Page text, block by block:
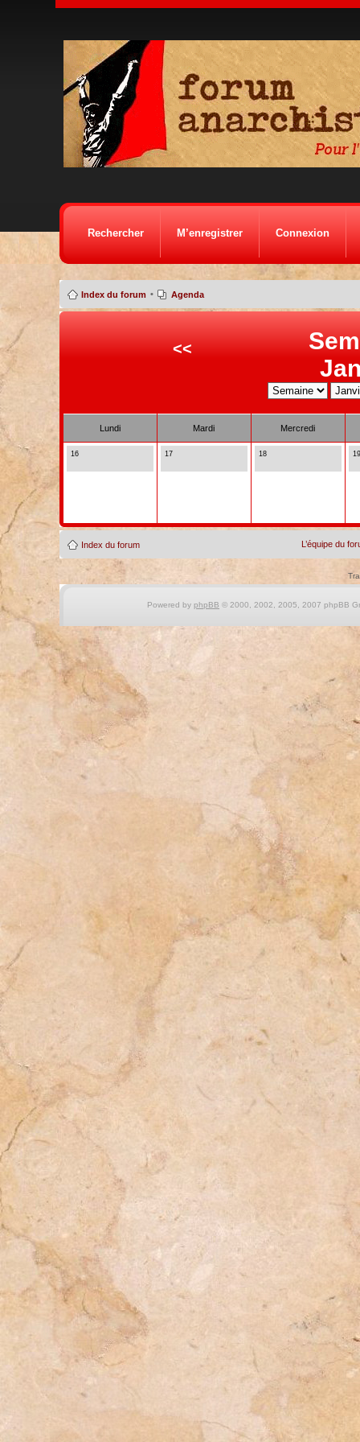
Rechercher M’enregistrer Connexion
Index du forum • Agenda
<<
Lundi Mardi Mercredi
16 17 18 19
Index du forum L’équipe du
Powered by phpBB © 2000, 2002, 2005, 2007 phpBB